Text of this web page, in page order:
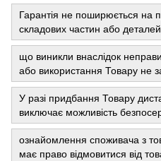
Гарантія не поширюється на
складових частин або
що виникли внаслідок
або використання Товару не
У разі придбання Товару
виключає можливість
ознайомлення споживача з
має право відмовитися від